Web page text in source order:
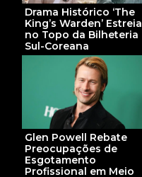
Drama Histórico ‘The
King’s Warden’ Estreia
no Topo da Bilheteria
Sul-Coreana
Glen Powell Rebate
Preocupações de
Esgotamento
Profissional em Meio